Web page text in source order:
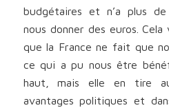
budgétaires et n’a plus
nous donner des euros.
que la France ne fait que
ce qui a pu nous être
haut, mais elle en tire
avantages politiques et